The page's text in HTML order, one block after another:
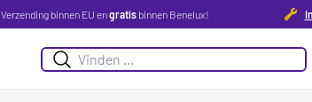
Verzending binnen EU engratisbinnen Benelux!
Suchen